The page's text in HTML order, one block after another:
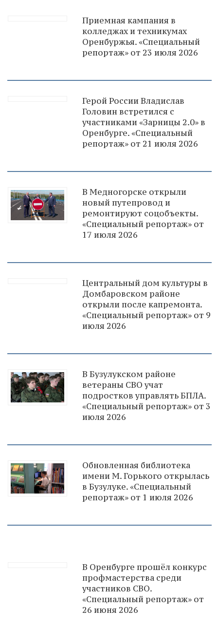
Приемная кампания в
колледжах и техникумах
Оренбуржья. «Специальный
репортаж» от 23 июля 2026
Герой России Владислав
Головин встретился с
участниками «Зарницы 2.0» в
Оренбурге. «Специальный
репортаж» от 21 июля 2026
В Медногорске открыли
новый путепровод и
ремонтируют соцобъекты.
«Специальный репортаж» от
17 июля 2026
Центральный дом культуры в
Домбаровском районе
открыли после капремонта.
«Специальный репортаж» от 9
июля 2026
В Бузулукском районе
ветераны СВО учат
подростков управлять БПЛА.
«Специальный репортаж» от 3
июля 2026
Обновленная библиотека
имени М. Горького открылась
в Бузулуке. «Специальный
репортаж» от 1 июля 2026
В Оренбурге прошёл конкурс
профмастерства среди
участников СВО.
«Специальный репортаж» от
26 июня 2026